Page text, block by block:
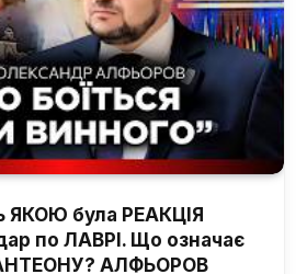
ЯКОЮ була РЕАКЦІЯ
по ЛАВРІ. Що означає
АЛФЬОРОВ